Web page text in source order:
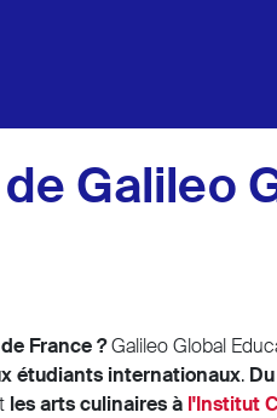
Galileo
France ?Galileo Global
étudiants internationaux.
les arts culinaires à l'Institut